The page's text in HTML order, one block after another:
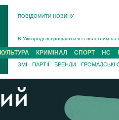
ПОВІДОМИТИ НОВИНУ
В Ужгороді попрощаються із полеглим
В Ужгороді 5 серпня попрощаються із
Підтвердили загибель захисника із
На війні з рф поліг військовий з
На Хустщині внаслідок ДТП за участі
Інструктора районного ТЦК на
КУЛЬТУРА КРИМІНАЛ СПОРТ НС
ЗМІ ПАРТІЇ БРЕНДИ ГРОМАДСЬКІ